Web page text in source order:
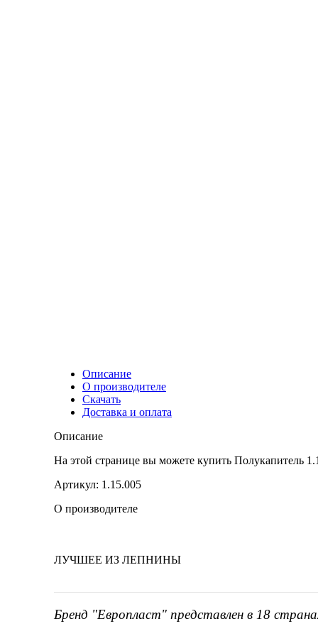
Описание
О производителе
Скачать
Доставка и оплата
Описание
На этой странице вы можете купить
Артикул: 1.15.005
О производителе
ЛУЧШЕЕ ИЗ ЛЕПНИНЫ
Бренд "Европласт" представлен в 18